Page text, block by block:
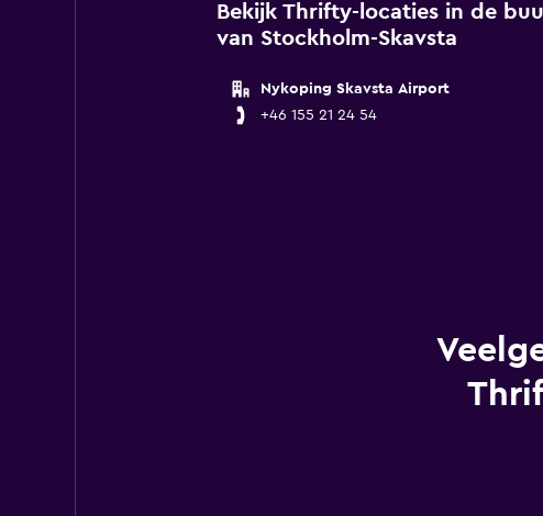
Bekijk Thrifty-locaties in de
van Stockholm-Skavsta
Nykoping Skavsta Airport
+46 155 21 24 54